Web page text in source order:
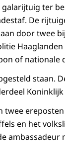
ter
De
door twee
of nationale
staan.
twee
en het
ambassadeur